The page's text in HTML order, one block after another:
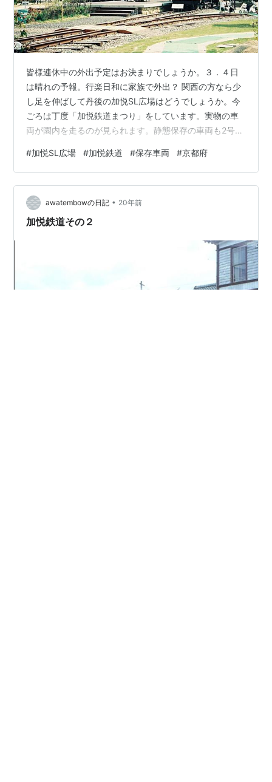
皆様連休中の外出予定はお決まりでしょうか。３．４日
は晴れの予報。行楽日和に家族で外出？ 関西の方なら少
し足を伸ばして丹後の加悦SL広場はどうでしょうか。今
ごろは丁度「加悦鉄道まつり」をしています。実物の車
両が園内を走るのが見られます。静態保存の車両も2号機
しても何度でも見飽きないラインナップです。私は10年
前の連休中に家族と行っています。そのときより展示車
両が増えて、閉鎖された宝塚ファミリーランドからやっ
てきた103号蒸気機関車と京都N電5号が仲間に加わって
います。また一度行かなくては。ただ残念な点は鉄道で
#加悦SL広場 #加悦鉄道 #保存車両 #京都府
awatembowの日記 • 20年前
加悦鉄道その２